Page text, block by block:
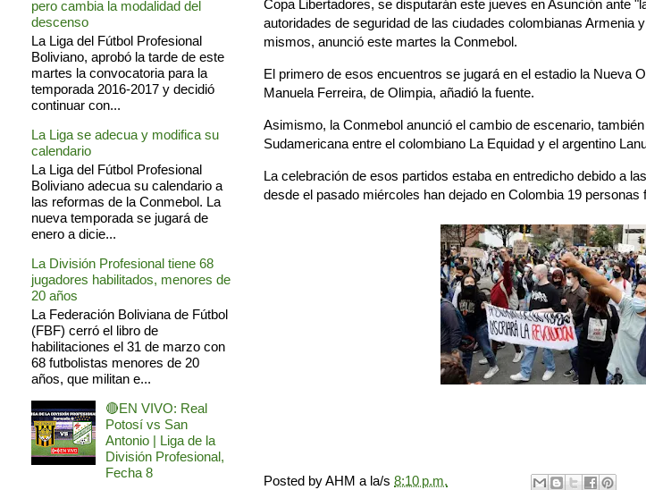
Copa Libertadores, se disputarán este jueves en Asunción ante
autoridades de seguridad de las ciudades colombianas Armenia
mismos, anunció este martes la Conmebol.
El primero de esos encuentros se jugará en el estadio la Nueva
Manuela Ferreira, de Olimpia, añadió la fuente.
Asimismo, la Conmebol anunció el cambio de escenario,
Sudamericana entre el colombiano La Equidad y el argentino
La celebración de esos partidos estaba en entredicho debido a
desde el pasado miércoles han dejado en Colombia 19 personas
Posted byAHM a la/s 8:10 p.m.
pero cambia la modalidad del
descenso
La Liga del Fútbol Profesional
Boliviano, aprobó la tarde de este
martes la convocatoria para la
temporada 2016-2017 y decidió
continuar con...
La Liga se adecua y modifica su
calendario
La Liga del Fútbol Profesional
Boliviano adecua su calendario a
las reformas de la Conmebol. La
nueva temporada se jugará de
enero a dicie...
La División Profesional tiene 68
jugadores habilitados, menores de
20 años
La Federación Boliviana de Fútbol
(FBF) cerró el libro de
habilitaciones el 31 de marzo con
68 futbolistas menores de 20
años, que militan e...
🔴EN VIVO: Real
Potosí vs San
Antonio | Liga de la
División Profesional,
Fecha 8